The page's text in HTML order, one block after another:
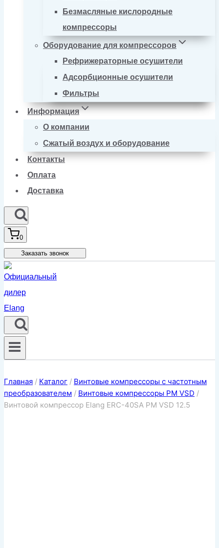
Безмасляные кислородные
компрессоры
Оборудование для компрессоров
Рефрижераторные осушители
Адсорбционные осушители
Фильтры
Информация
О компании
Сжатый воздух и оборудование
Контакты
Оплата
Доставка
0
Заказать звонок
Главная / Каталог / Винтовые компрессоры с частотным
преобразователем / Винтовые компрессоры PM VSD /
Винтовой компрессор Elang ERC-40SA PM VSD 12.5